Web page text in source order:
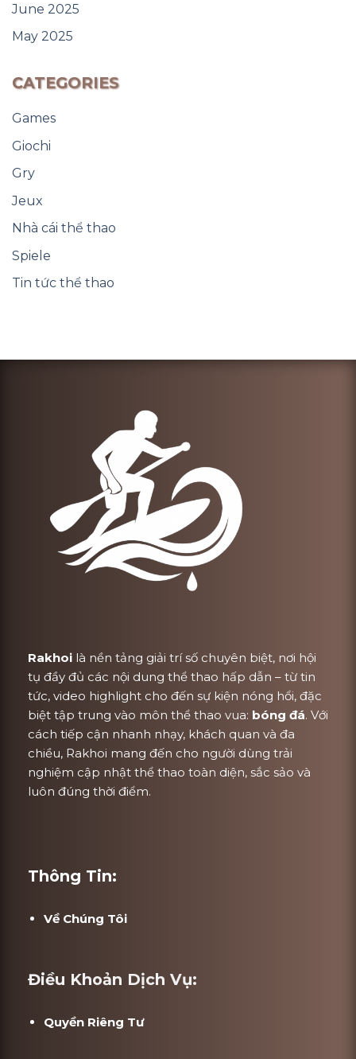
June 2025
May 2025
CATEGORIES
Games
Giochi
Gry
Jeux
Nhà cái thể thao
Spiele
Tin tức thể thao
Rakhoi là nền tảng giải trí số chuyên biệt, nơi hội
tụ đầy đủ các nội dung thể thao hấp dẫn – từ tin
tức, video highlight cho đến sự kiện nóng hổi, đặc
biệt tập trung vào môn thể thao vua: bóng đá. Với
cách tiếp cận nhanh nhạy, khách quan và đa
chiều, Rakhoi mang đến cho người dùng trải
nghiệm cập nhật thể thao toàn diện, sắc sảo và
luôn đúng thời điểm.
Thông Tin:
Về Chúng Tôi
Điều Khoản Dịch Vụ:
Quyền Riêng Tư